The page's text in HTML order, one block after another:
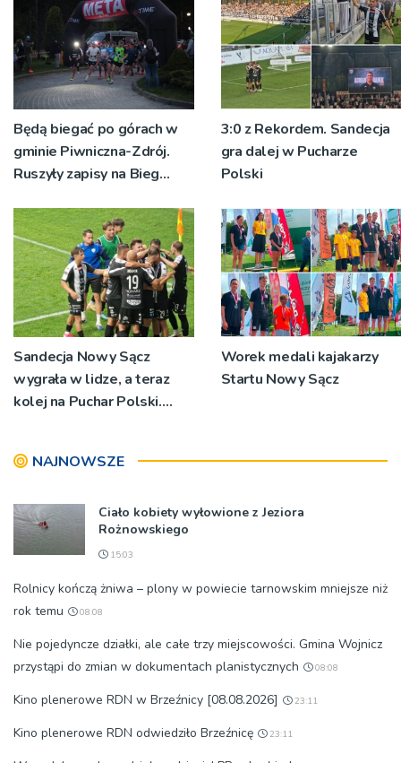
Będą biegać po górach w
gminie Piwniczna-Zdrój.
Ruszyły zapisy na Bieg
3:0 z Rekordem. Sandecja
gra dalej w Pucharze
Polski
Sandecja Nowy Sącz
wygrała w lidze, a teraz
kolej na Puchar Polski.
Worek medali kajakarzy
Startu Nowy Sącz
NAJNOWSZE
Ciało kobiety wyłowione z Jeziora
Rożnowskiego
15:03
Rolnicy kończą żniwa – plony w powiecie tarnowskim mniejsze niż
rok temu
08:08
Nie pojedyncze działki, ale całe trzy miejscowości. Gmina Wojnicz
przystąpi do zmian w dokumentach planistycznych
08:08
Kino plenerowe RDN w Brzeźnicy [08.08.2026] 23:11
Kino plenerowe RDN odwiedziło Brzeźnicę 23:11